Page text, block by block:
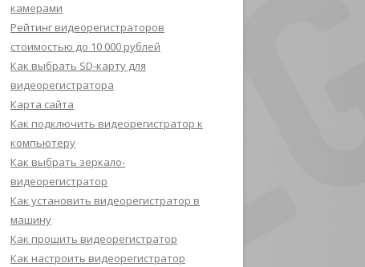
камерами
Рейтинг видеорегистраторов
стоимостью до 10 000 рублей
Как выбрать SD-карту для
видеорегистратора
Карта сайта
Как подключить видеорегистратор к
компьютеру
Как выбрать зеркало-
видеорегистратор
Как установить видеорегистратор в
машину
Как прошить видеорегистратор
Как настроить видеорегистратор